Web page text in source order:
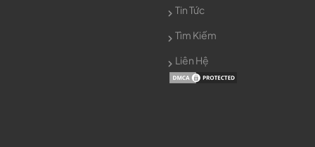
Tin Tức
Tìm Kiếm
Liên Hệ